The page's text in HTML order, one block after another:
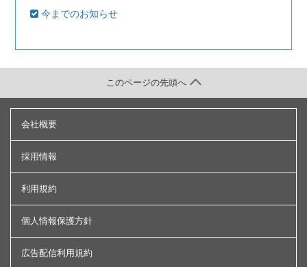
今までのお知らせ
会社概要
採用情報
利用規約
個人情報保護方針
広告配信利用規約
このページの先頭へ